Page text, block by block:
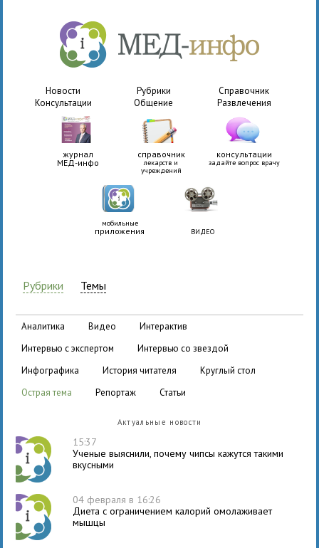
Новости Рубрики
Справочник
Консультации
Общение Развлечения
журнал
МЕД-инфо
справочник
лекарств и
учреждений
консультации
задайте вопрос врачу
мобильные
приложения ВИДЕО
Рубрики Темы
аналитика видео
интерактив
интервью с экспертом
интервью со звездой
инфографика
история читателя
круглый стол
острая тема
репортаж статьи
Актуальные новости
15:37
Ученые выяснили, почему чипсы кажутся такими
вкусными
04 февраля в 16:26
Диета с ограничением калорий омолаживает
мышцы